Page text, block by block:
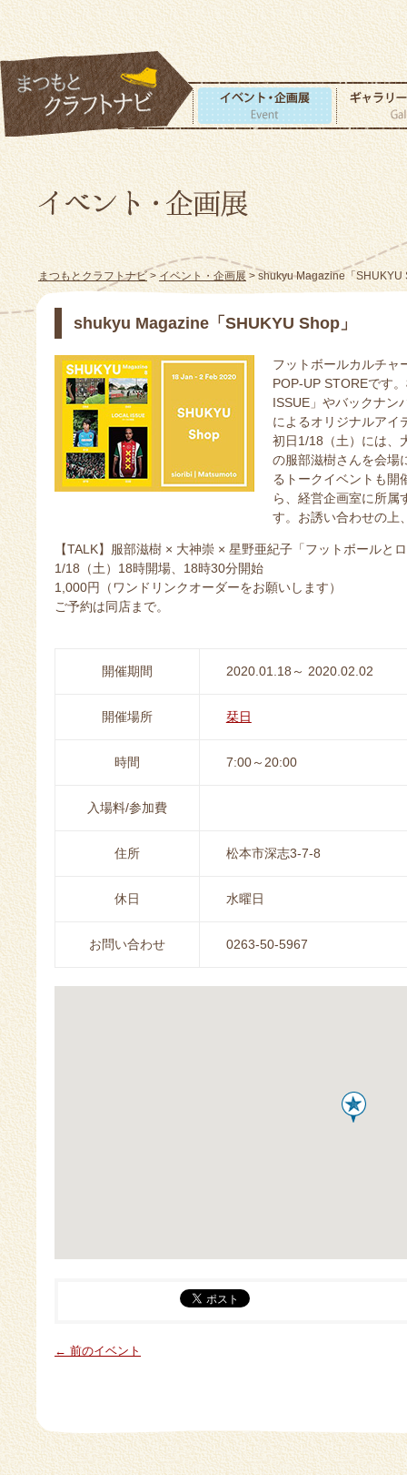
まつもとクラフトナビ>イベント・企画展> shukyu Magazine「SHUKYU
shukyu Magazine「SHUKYU Shop」
フットボールカルチャ
POP-UP STOREです
ISSUE」やバックナン
によるオリジナルアイ
初日1/18（土）には、
の服部滋樹さんを会場
るトークイベントも開
ら、経営企画室に所属
す。お誘い合わせの上
【TALK】服部滋樹 × 大神崇 × 星野亜紀子「フットボールと
1/18（土）18時開場、18時30分開始
1,000円（ワンドリンクオーダーをお願いします）
ご予約は同店まで。
開催期間 2020.01.18～ 2020.02.02
開催場所 栞日
時間 7:00～20:00
入場料/参加費
住所 松本市深志3-7-8
休日 水曜日
お問い合わせ 0263-50-5967
← 前のイベント